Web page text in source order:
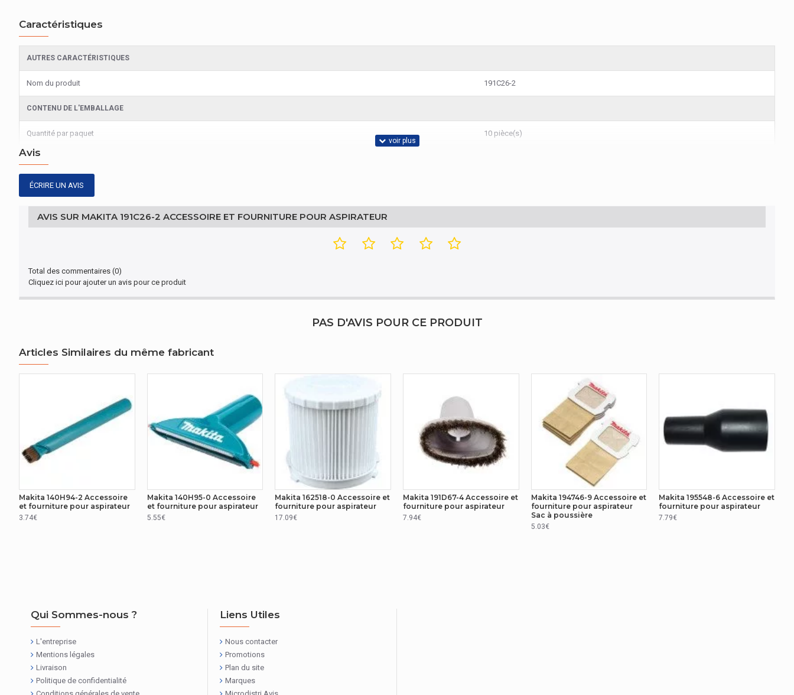
Caractéristiques
AUTRES CARACTÉRISTIQUES
Nom du produit 191C26-2
CONTENU DE L'EMBALLAGE
Quantité par paquet 10 pièce(s)
Avis
ÉCRIRE UN AVIS
AVIS SUR MAKITA 191C26-2 ACCESSOIRE ET FOURNITURE POUR ASPIRATEUR
Total des commentaires (0)
Cliquez ici pour ajouter un avis pour ce produit
PAS D'AVIS POUR CE PRODUIT
Articles Similaires du même fabricant
Makita 140H94-2 Accessoire
et fourniture pour aspirateur
3.74€
Makita 140H95-0 Accessoire
et fourniture pour aspirateur
5.55€
Makita 162518-0 Accessoire et
fourniture pour aspirateur
17.09€
Makita 191D67-4 Accessoire et
fourniture pour aspirateur
7.94€
Makita 194746-9 Accessoire et
fourniture pour aspirateur
Sac à poussière
5.03€
Makita 195548-6 Accessoire et
fourniture pour aspirateur
7.79€
Qui Sommes-nous ?
L'entreprise
Mentions légales
Livraison
Politique de confidentialité
Liens Utiles
Nous contacter
Promotions
Plan du site
Marques